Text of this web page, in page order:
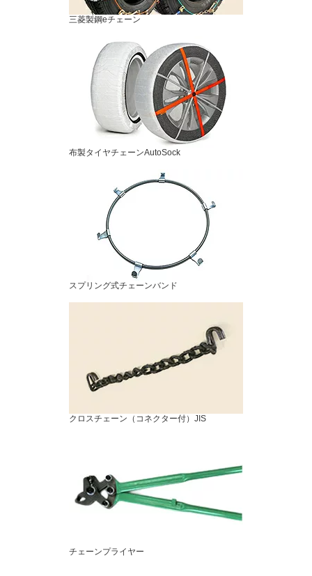
三菱製鋼eチェーン
布製タイヤチェーンAutoSock
スプリング式チェーンバンド
クロスチェーン（コネクター付）JIS
チェーンプライヤー